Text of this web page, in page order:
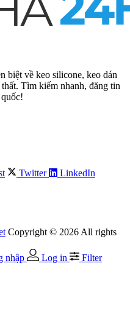
biệt về keo silicone, keo dán
Tìm kiếm nhanh, đăng tin
Twitter LinkedIn
Copyright © 2026 All rights
nhập Log in Filter